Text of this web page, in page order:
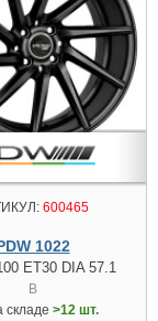
600465
1022
ET30 DIA 57.1
B
складе >12 шт.